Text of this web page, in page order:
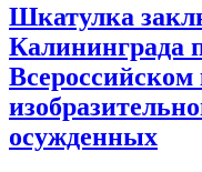
Шкатулка
Калининграда
Всероссийском
осужденных